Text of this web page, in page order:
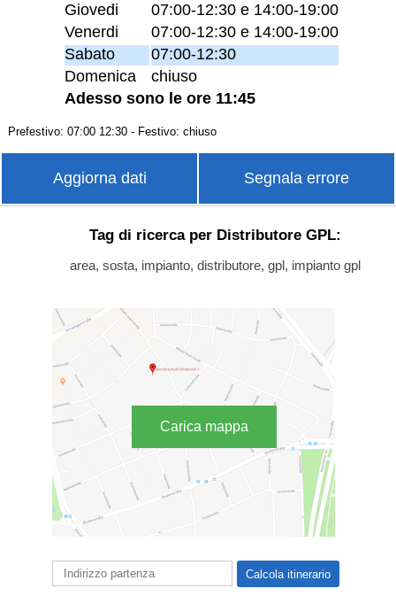
Giovedi
07:00-12:30 e 14:00-19:00
Venerdi
07:00-12:30 e 14:00-19:00
Sabato
07:00-12:30
Domenica
chiuso
Adesso sono le ore 11:45
Prefestivo: 07:00 12:30 - Festivo: chiuso
Aggiorna dati Segnala errore
Tag di ricerca per Distributore GPL:
area, sosta, impianto, distributore, gpl, impianto gpl
Carica mappa